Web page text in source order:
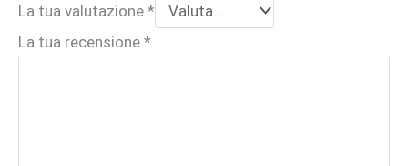
La tua valutazione *
La tua recensione *